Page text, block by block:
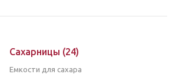
Сахарницы (24)
Емкости для сахара